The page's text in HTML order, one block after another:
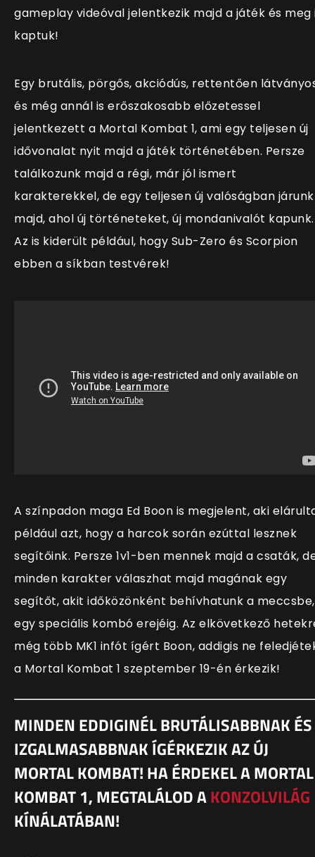
gameplay videóval jelentkezik majd a játék és meg
kaptuk!
Egy brutális, pörgős, akciódús, rettentően
és még annál is erőszakosabb előzetessel
jelentkezett a Mortal Kombat 1, ami egy teljesen új
idővonalat nyit majd a játék történetében. Persze
találkozunk majd a régi, már jól ismert
karakterekkel, de egy teljesen új valóságban járunk
majd, ahol új történeteket, új mondanivalót kapunk.
Az is kiderült például, hogy Sub-Zero és Scorpion
ebben a síkban testvérek!
A színpadon maga Ed Boon is megjelent, aki
például azt, hogy a harcok során ezúttal lesznek
segítőink. Persze 1v1-ben mennek majd a csaták,
minden karakter válaszhat majd magának egy
segítőt, akit időközönként behívhatunk a meccsbe,
egy speciális kombó erejéig. Az elkövetkező
még több MK1 infót ígért Boon, addigis ne
a Mortal Kombat 1 szeptember 19-én érkezik!
MINDEN EDDIGINÉL BRUTÁLISABBNAK ÉS
IZGALMASABBNAK ÍGÉRKEZIK AZ ÚJ
MORTAL KOMBAT! HA ÉRDEKEL A MORTAL
KOMBAT 1, MEGTALÁLOD AKONZOLVILÁG
KÍNÁLATÁBAN!